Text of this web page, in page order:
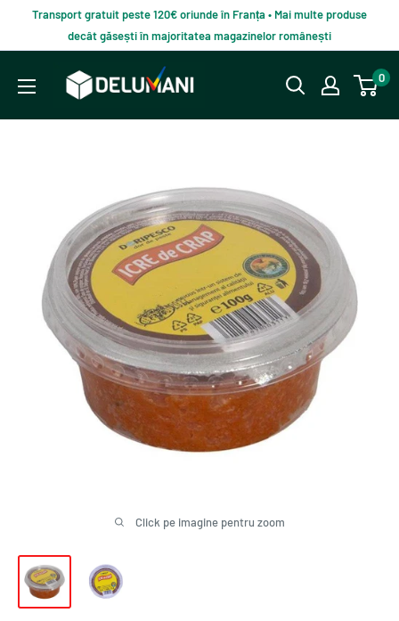
continut
Transport gratuit peste 120€ oriunde în Franța • Mai multe produse
decât găsești în majoritatea magazinelor românești
Delumani
Magazin
0
Click pe imagine pentru zoom